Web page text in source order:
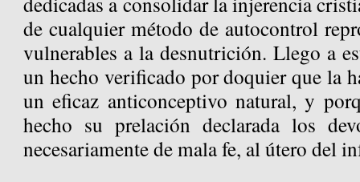
de cualquier método de autocontrol
vulnerables a la desnutrición. Llego a
un hecho verificado por doquier que la
un eficaz anticonceptivo natural, y
hecho su prelación declarada los
necesariamente de mala fe, al útero del